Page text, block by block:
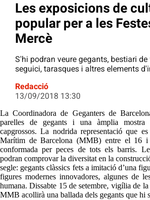
Les exposicions de
popular per a les
Mercè
S'hi podran veure gegants, bestiari de
seguici, tarasques i altres elements
Redacció
13/09/2018 13:30
La Coordinadora de Geganters de
parelles de gegants i una àmplia mostra
capgrossos. La nodrida representació que
Marítim de Barcelona (MMB) entre el 16 i
conformada per peces de tots els barris.
podran comprovar la diversitat en la
segle: gegants clàssics fets a imitació d’una
figures modernes innovadores, algunes de
humana. Dissabte 15 de setembre, vigília de
MMB acollirà una ballada dels gegants que hi